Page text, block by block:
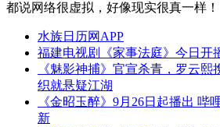
都说网络很虚拟，好像现实很真一样！
水族日历网APP
福建电视剧《家事法庭》今日开
《魅影神捕》官宣杀青，罗云
织就悬疑江湖
《金昭玉醉》9月26日起播出 哔
新